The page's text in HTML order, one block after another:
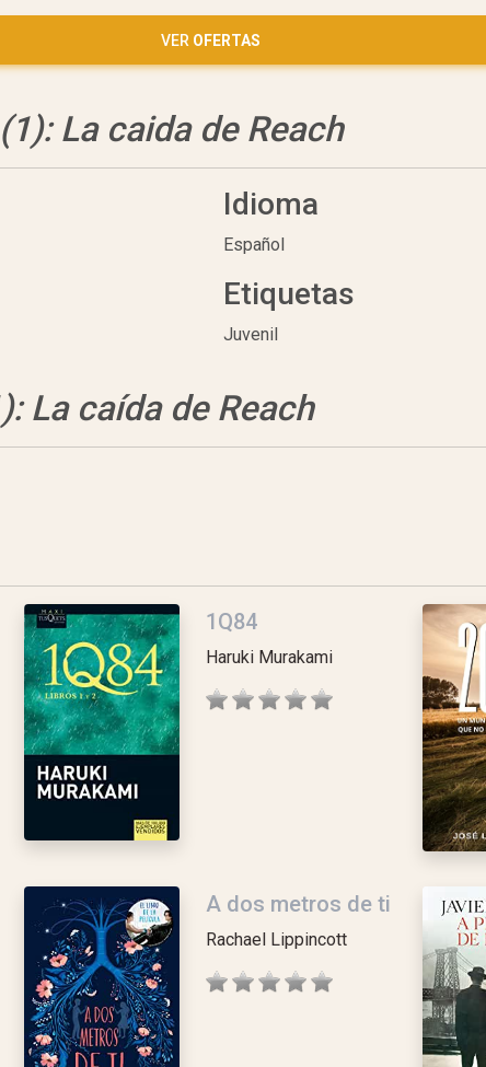
VER OFERTAS
La caida de Reach
Idioma
Español
Etiquetas
Juvenil
La caída de Reach
1Q84
Haruki Murakami
A dos metros de ti
Rachael Lippincott